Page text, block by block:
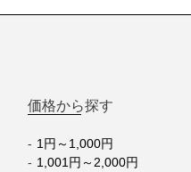
価格から探す
1円～1,000円
1,001円～2,000円